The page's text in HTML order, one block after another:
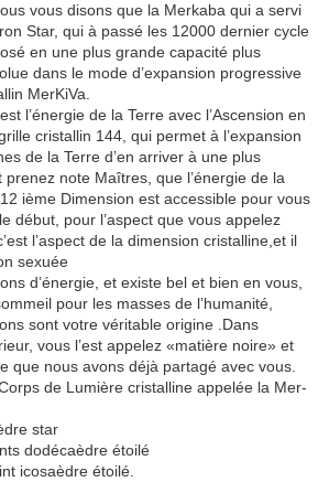
vous disons que la Merkaba qui a servi
Star, qui à passé les 12000 dernier cycle
en une plus grande capacité plus
dans le mode d’expansion progressive
MerKiVa.
l’énergie de la Terre avec l’Ascension en
cristallin 144, qui permet à l’expansion
de la Terre d’en arriver à une plus
note Maîtres, que l’énergie de la
ième Dimension est accessible pour vous
début, pour l’aspect que vous appelez
l’aspect de la dimension cristalline,et il
sexuée
d’énergie, et existe bel et bien en vous,
pour les masses de l’humanité,
sont votre véritable origine .Dans
vous l’est appelez «matière noire» et
que nous avons déjà partagé avec vous.
de Lumière cristalline appelée la Mer-
star
dodécaèdre étoilé
icosaèdre étoilé.